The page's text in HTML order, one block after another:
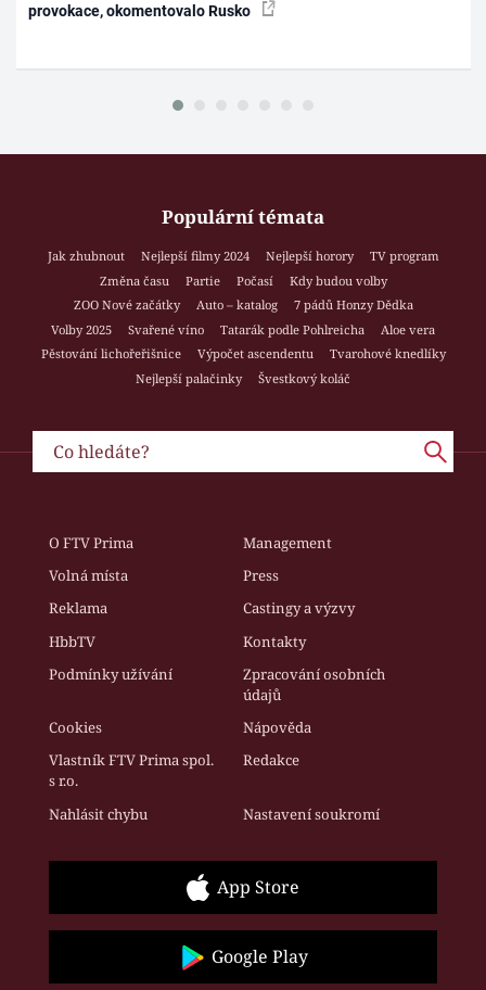
provokace, okomentovalo Rusko
Populární témata
Jak zhubnout Nejlepší filmy 2024 Nejlepší horory
TV program
Změna času
Partie Počasí
Kdy budou volby
ZOO Nové začátky
Auto – katalog
7 pádů Honzy Dědka
Volby 2025
Svařené víno Tatarák podle Pohlreicha
Aloe vera
Pěstování lichořeřišnice
Výpočet ascendentu
Tvarohové knedlíky
Nejlepší palačinky
Švestkový koláč
O FTV Prima
Management
Volná místa
Press
Reklama
Castingy a výzvy
HbbTV
Kontakty
Podmínky užívání
Zpracování osobních
údajů
Cookies
Nápověda
Vlastník FTV Prima spol.
s r.o.
Redakce
Nahlásit chybu Nastavení soukromí
App Store
Google Play